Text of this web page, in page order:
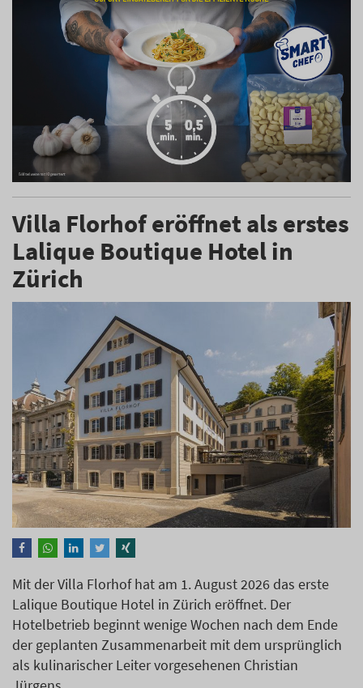
Villa Florhof eröffnet als erstes
Lalique Boutique Hotel in
Zürich
Mit der Villa Florhof hat am 1. August 2026 das erste
Lalique Boutique Hotel in Zürich eröffnet. Der
Hotelbetrieb beginnt wenige Wochen nach dem Ende
der geplanten Zusammenarbeit mit dem ursprünglich
als kulinarischer Leiter vorgesehenen Christian